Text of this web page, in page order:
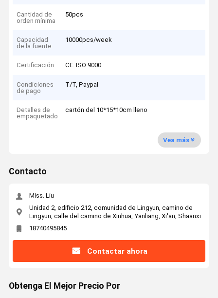
Cantidad de
orden mínima
50pcs
Capacidad
de la fuente
10000pcs/week
Certificación CE. ISO 9000
Condiciones
de pago
T/T, Paypal
Detalles de
empaquetado
cartón del 10*15*10cm lleno
Vea más
Contacto
Miss. Liu
Unidad 2, edificio 212, comunidad de Lingyun, camino de
Lingyun, calle del camino de Xinhua, Yanliang, Xi'an, Shaanxi
18740495845
Contactar ahora
Obtenga El Mejor Precio Por